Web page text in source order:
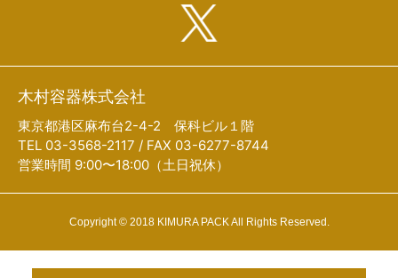
木村容器株式会社
東京都港区麻布台2-4-2 保科ビル１階
TEL 03-3568-2117 / FAX 03-6277-8744
営業時間 9:00〜18:00（土日祝休）
Copyright © 2018 KIMURA PACK All Rights Reserved.